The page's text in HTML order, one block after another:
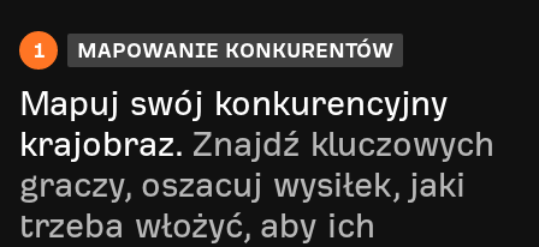
1 MAPOWANIE KONKURENTÓW
Mapuj swój konkurencyjny
krajobraz. Znajdź kluczowych
graczy, oszacuj wysiłek, jaki
trzeba włożyć, aby ich